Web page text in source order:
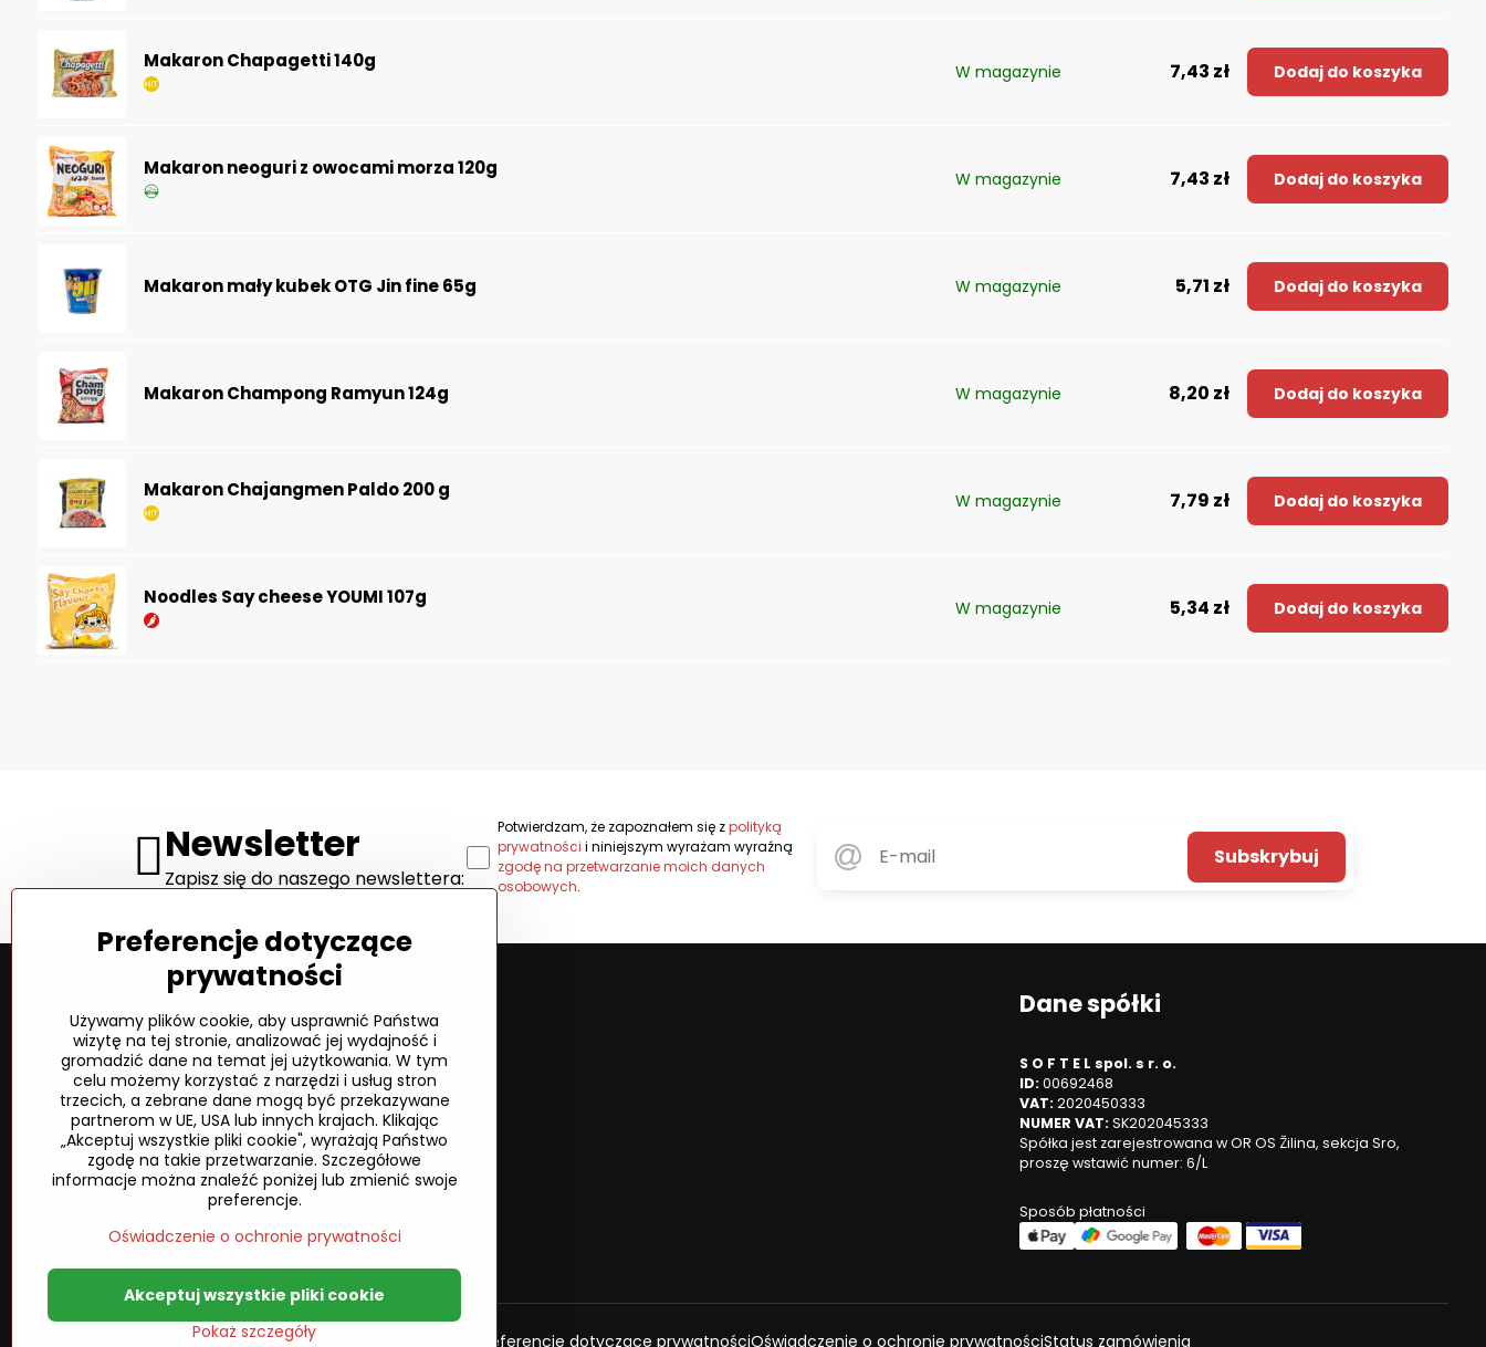
Makaron Chapagetti 140g W magazynie 7,43 zł Dodaj do koszyka
Makaron neoguri z owocami morza 120g W magazynie 7,43 zł Dodaj do koszyka
Makaron mały kubek OTG Jin fine 65g W magazynie 5,71 zł Dodaj do koszyka
Makaron Champong Ramyun 124g W magazynie 8,20 zł Dodaj do koszyka
Makaron Chajangmen Paldo 200 g W magazynie 7,79 zł Dodaj do koszyka
Noodles Say cheese YOUMI 107g W magazynie 5,34 zł Dodaj do koszyka
Newsletter
Zapisz się do naszego newslettera:
Subskrybuj
Potwierdzam, że zapoznałem się zpolityką
prywatności i niniejszym wyrażam wyraźną
zgodę na przetwarzanie moich danych
osobowych.
Ważne linki
Kontakt
Wysyłka i płatność
Zasady i warunki
Polityka prywatności
Dane spółki
S O F T E L spol. s r. o.
ID: 00692468
VAT: 2020450333
NUMER VAT: SK202045333
Spółka jest zarejestrowana w OR OS Žilina, sekcja Sro,
proszę wstawić numer: 6/L
Sposób płatności
©2026 Preferencje dotyczące prywatnościOświadczenie o ochronie prywatnościStatus zamówienia
Preferencje dotyczące
prywatności
Używamy plików cookie, aby usprawnić Państwa
wizytę na tej stronie, analizować jej wydajność i
gromadzić dane na temat jej użytkowania. W tym
celu możemy korzystać z narzędzi i usług stron
trzecich, a zebrane dane mogą być przekazywane
partnerom w UE, USA lub innych krajach. Klikając
„Akceptuj wszystkie pliki cookie", wyrażają Państwo
zgodę na takie przetwarzanie. Szczegółowe
informacje można znaleźć poniżej lub zmienić swoje
preferencje.
Oświadczenie o ochronie prywatności
Pokaż szczegóły
Akceptuj wszystkie pliki cookie